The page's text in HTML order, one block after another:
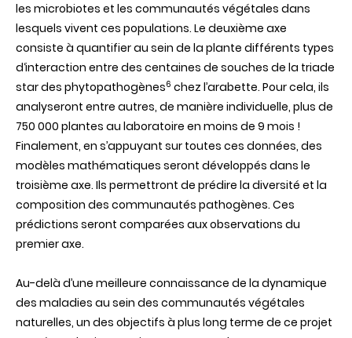
les microbiotes et les communautés végétales dans
lesquels vivent ces populations. Le deuxième axe
consiste à quantifier au sein de la plante différents types
d‘interaction entre des centaines de souches de la triade
star des phytopathogènes6 chez l’arabette. Pour cela, ils
analyseront entre autres, de manière individuelle, plus de
750 000 plantes au laboratoire en moins de 9 mois !
Finalement, en s’appuyant sur toutes ces données, des
modèles mathématiques seront développés dans le
troisième axe. Ils permettront de prédire la diversité et la
composition des communautés pathogènes. Ces
prédictions seront comparées aux observations du
premier axe.
Au-delà d’une meilleure connaissance de la dynamique
des maladies au sein des communautés végétales
naturelles, un des objectifs à plus long terme de ce projet